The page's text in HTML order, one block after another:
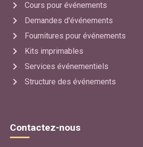
Cours pour événements
Demandes d'événements
Fournitures pour événements
Kits imprimables
Services événementiels
Structure des événements
Contactez-nous